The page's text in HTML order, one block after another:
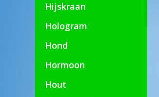
Hijskraan
Hologram
Hond
Hormoon
Hout